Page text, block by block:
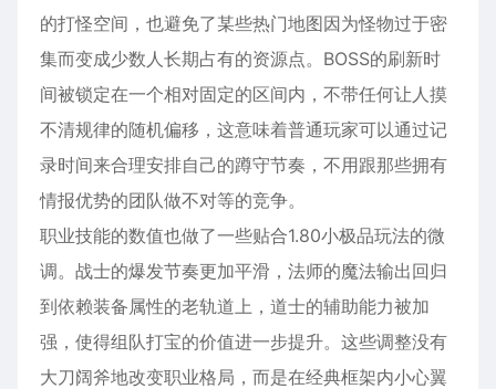
的打怪空间，也避免了某些热门地图因为怪物过于密
集而变成少数人长期占有的资源点。BOSS的刷新时
间被锁定在一个相对固定的区间内，不带任何让人摸
不清规律的随机偏移，这意味着普通玩家可以通过记
录时间来合理安排自己的蹲守节奏，不用跟那些拥有
情报优势的团队做不对等的竞争。
职业技能的数值也做了一些贴合1.80小极品玩法的微
调。战士的爆发节奏更加平滑，法师的魔法输出回归
到依赖装备属性的老轨道上，道士的辅助能力被加
强，使得组队打宝的价值进一步提升。这些调整没有
大刀阔斧地改变职业格局，而是在经典框架内小心翼